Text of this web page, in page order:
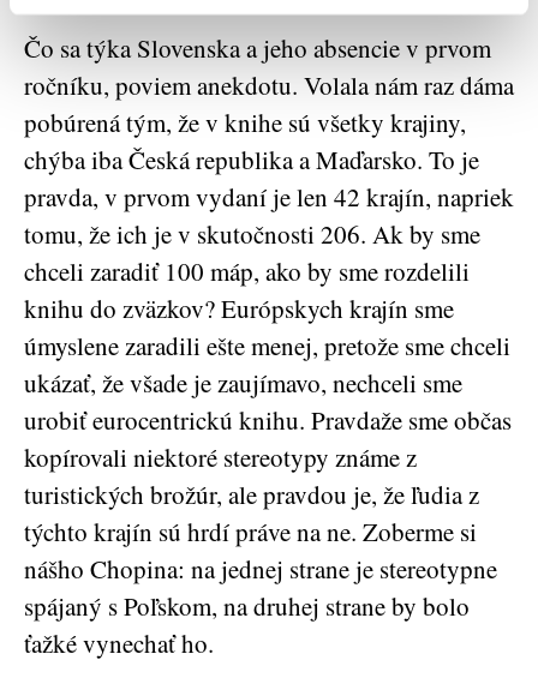
Čo sa týka Slovenska a jeho absencie v prvom
ročníku, poviem anekdotu. Volala nám raz dáma
pobúrená tým, že v knihe sú všetky krajiny,
chýba iba Česká republika a Maďarsko. To je
pravda, v prvom vydaní je len 42 krajín, napriek
tomu, že ich je v skutočnosti 206. Ak by sme
chceli zaradiť 100 máp, ako by sme rozdelili
knihu do zväzkov? Európskych krajín sme
úmyslene zaradili ešte menej, pretože sme chceli
ukázať, že všade je zaujímavo, nechceli sme
urobiť eurocentrickú knihu. Pravdaže sme občas
kopírovali niektoré stereotypy známe z
turistických brožúr, ale pravdou je, že ľudia z
týchto krajín sú hrdí práve na ne. Zoberme si
nášho Chopina: na jednej strane je stereotypne
spájaný s Poľskom, na druhej strane by bolo
ťažké vynechať ho.